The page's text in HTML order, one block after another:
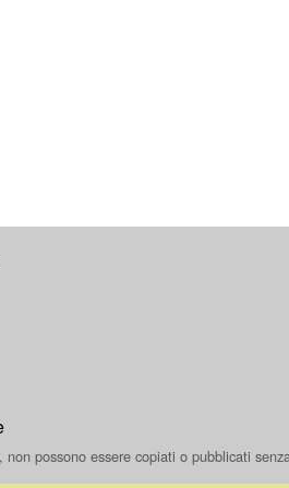
possono essere copiati o pubblicati